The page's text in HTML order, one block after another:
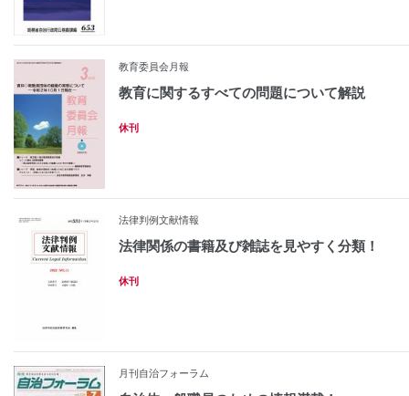
教育委員会月報
教育に関するすべての問題について解説
休刊
法律判例文献情報
法律関係の書籍及び雑誌を見やすく分類！
休刊
月刊自治フォーラム